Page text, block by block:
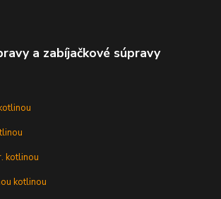
a zabíjačkové súpravy
kotlinou
kotlinou